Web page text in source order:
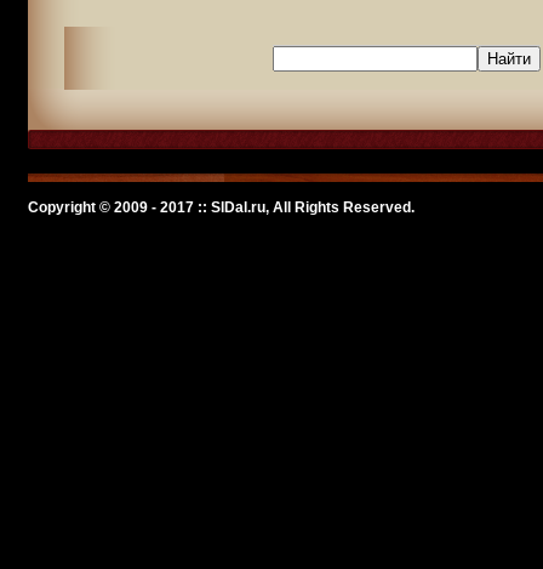
Copyright © 2009 - 2017 :: SlDal.ru, All Rights Reserved.